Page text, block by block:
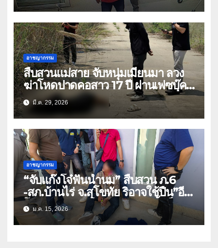
อาชญากรรม
สืบสวนแม่สาย จับหนุ่มเมียนมา ลวง
ฆ่าโหดปาดคอสาว 17 ปี ผ่านเฟซบุ๊คห
วังขมขืน
มี.ค. 29, 2026
อาชญากรรม
“จับแก๊งโจ๋ฟันน้ำนม” สืบสวน ภ.6
-สภ.บ้านไร่ จ.สุโขทัย ริอาจใช้ปืน”อี
โบ๊ะ”ปล้นทรัพย์ กระชากเอาเสื้อช็อป-
เข็มขัดนักศึกษาวิทยาลัยเทคนิค
สุโขทัย
ม.ค. 15, 2026